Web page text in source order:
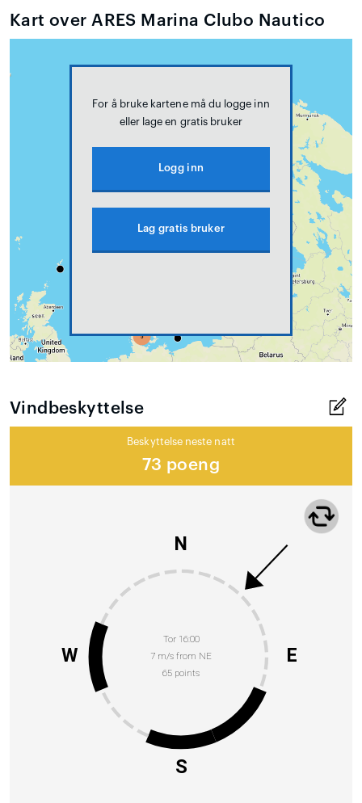
Kart over ARES Marina Clubo Nautico
For å bruke kartene må du logge inn
eller lage en gratis bruker
Logg inn
Lag gratis bruker
Vindbeskyttelse
Beskyttelse neste natt
73 poeng
Tor 16:00
7 m/s from NE
65 points
N
E
S
W